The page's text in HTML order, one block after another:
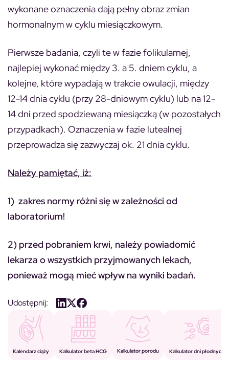
wykonane oznaczenia dają pełny obraz zmian
hormonalnym w cyklu miesiączkowym.
Pierwsze badania, czyli te w fazie folikularnej,
najlepiej wykonać między 3. a 5. dniem cyklu, a
kolejne, które wypadają w trakcie owulacji, między
12-14 dnia cyklu (przy 28-dniowym cyklu) lub na 12-
14 dni przed spodziewaną miesiączką (w pozostałych
przypadkach). Oznaczenia w fazie lutealnej
przeprowadza się zazwyczaj ok. 21 dnia cyklu.
Należy pamiętać, iż:
1) zakres normy różni się w zależności od
laboratorium!
2) przed pobraniem krwi, należy powiadomić
lekarza o wszystkich przyjmowanych lekach,
ponieważ mogą mieć wpływ na wyniki badań.
Udostępnij:
Kalendarz ciąży Kalkulator beta HCG Kalkulator porodu Kalkulator dni płodnych